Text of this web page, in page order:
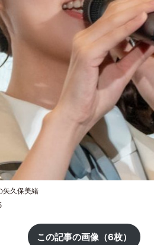
矢久保美緒
この記事の画像（6枚）